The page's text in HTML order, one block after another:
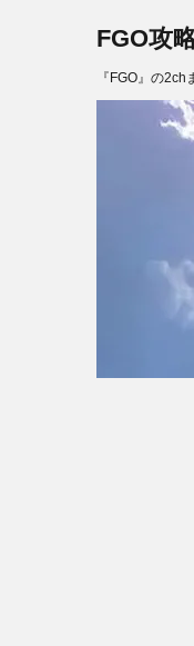
FGO攻
『FGO』の